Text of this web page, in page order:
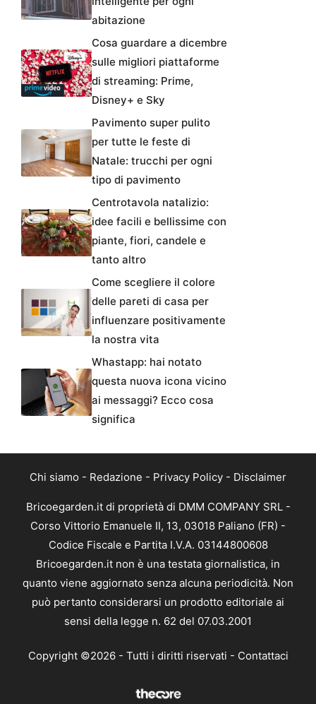
abitazione
Cosa guardare a dicembre
sulle migliori piattaforme
di streaming: Prime,
Disney+ e Sky
Pavimento super pulito
per tutte le feste di
Natale: trucchi per ogni
tipo di pavimento
Centrotavola natalizio:
idee facili e bellissime con
piante, fiori, candele e
tanto altro
Come scegliere il colore
delle pareti di casa per
influenzare positivamente
la nostra vita
Whastapp: hai notato
questa nuova icona vicino
ai messaggi? Ecco cosa
significa
Chi siamo - Redazione - Privacy Policy - Disclaimer
Bricoegarden.it di proprietà di DMM COMPANY SRL -
Corso Vittorio Emanuele II, 13, 03018 Paliano (FR) -
Codice Fiscale e Partita I.V.A. 03144800608
Bricoegarden.it non è una testata giornalistica, in
quanto viene aggiornato senza alcuna periodicità. Non
può pertanto considerarsi un prodotto editoriale ai
sensi della legge n. 62 del 07.03.2001
Copyright ©2026 - Tutti i diritti riservati - Contattaci